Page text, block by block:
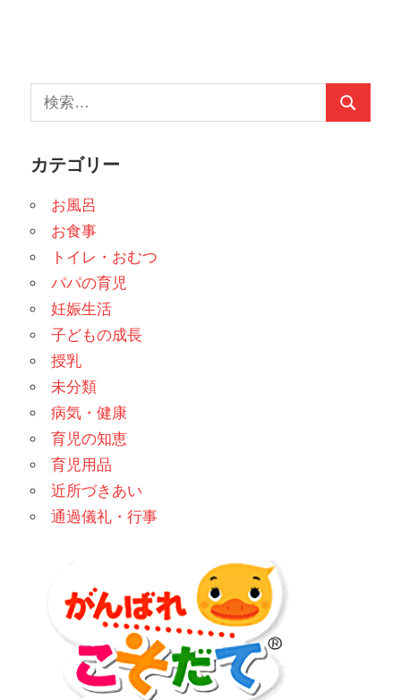
ン
検
索:
検
カテゴリー
お風呂
お食事
トイレ・おむつ
パパの育児
妊娠生活
子どもの成長
授乳
未分類
病気・健康
育児の知恵
育児用品
近所づきあい
通過儀礼・行事